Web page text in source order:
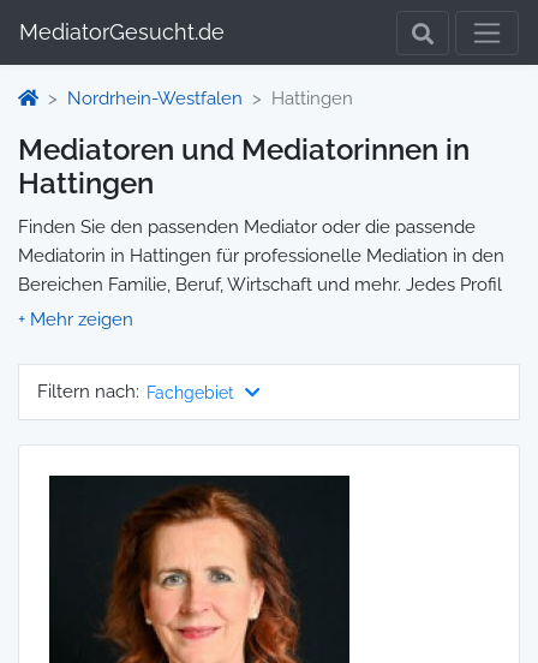
MediatorGesucht.de
Nordrhein-Westfalen Hattingen
Mediatoren und Mediatorinnen in
Hattingen
Finden Sie den passenden Mediator oder die passende
Mediatorin in Hattingen für professionelle Mediation in den
Bereichen Familie, Beruf, Wirtschaft und mehr. Jedes Profil
enthält Informationen zu Qualifikationen und
Ihre Mediation auswählen und direkt kontaktieren können.
Wir selbst vermitteln keine Mediationen, sondern stellen die
Filtern nach: Fachgebiet